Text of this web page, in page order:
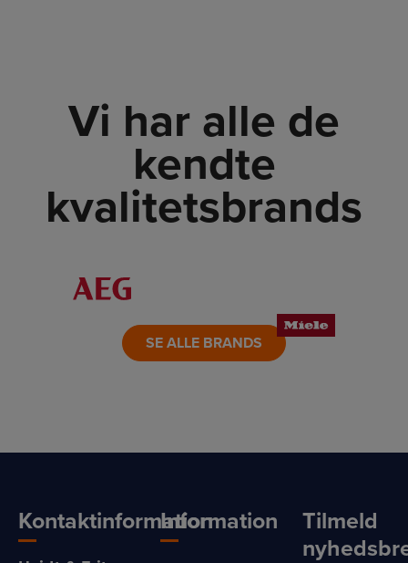
Vi har alle de
kendte
kvalitetsbrands
LINK
SE ALLE BRANDS
KontaktinformationInformation
Tilmeld